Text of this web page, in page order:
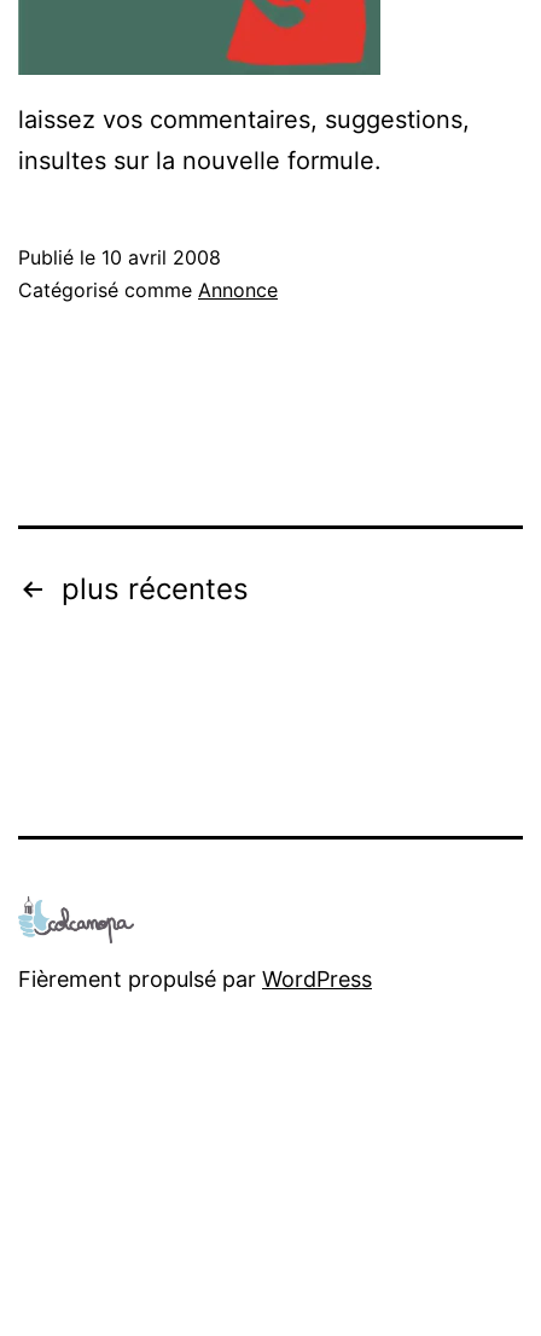
laissez vos commentaires, suggestions,
insultes sur la nouvelle formule.
Publié le 10 avril 2008
Catégorisé comme Annonce
Navigation
plus récentes
Fièrement propulsé par WordPress